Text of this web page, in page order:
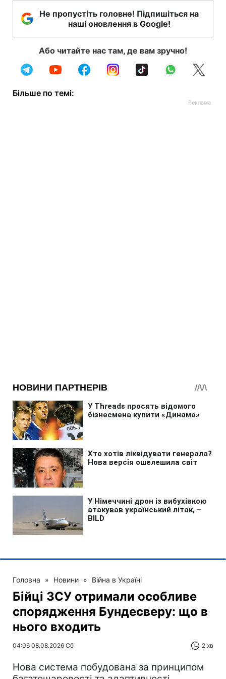
Не пропустіть головне! Підпишіться на
наші оновлення в Google!
Або читайте нас там, де вам зручно!
Більше по темі:
Головна » Новини » Війна в Україні
Бійці ЗСУ отримали особливе
спорядження Бундесверу: що в
нього входить
04:06 08.08.2026 Сб 2 хв
Нова система побудована за принципом